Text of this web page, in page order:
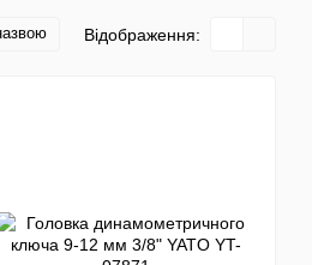
Відображення: